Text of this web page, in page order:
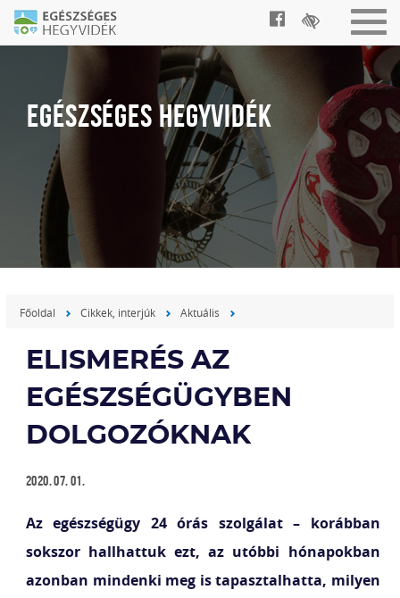
EGÉSZSÉGES HEGYVIDÉK
Főoldal Cikkek, interjúk Aktuális
ELISMERÉS AZ
EGÉSZSÉGÜGYBEN
DOLGOZÓKNAK
2020. 07. 01.
Az egészségügy 24 órás szolgálat – korábban
sokszor hallhattuk ezt, az utóbbi hónapokban
azonban mindenki meg is tapasztalhatta, milyen